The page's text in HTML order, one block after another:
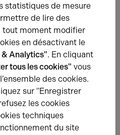
Activités
/
Eléments affichés non contractuels
statistiques de mesure
de lire des
tout moment modifier
en désactivant le
Analytics". En cliquant
tous les cookies" vous
des cookies.
sur "Enregistrer
les cookies
techniques
du site